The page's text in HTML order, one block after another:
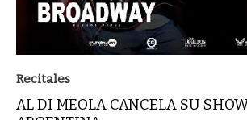
Recitales
AL DI MEOLA CANCELA SU